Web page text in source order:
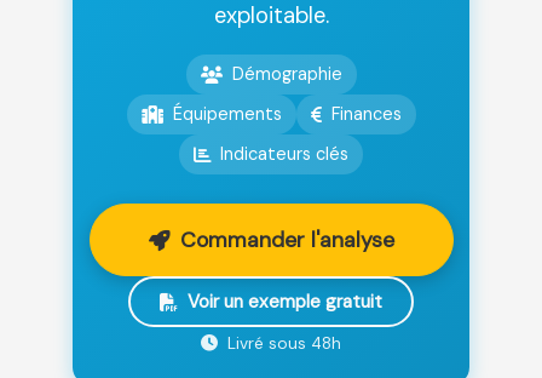
exploitable.
Démographie
Équipements
Finances
Indicateurs clés
Commander l'analyse
Voir un exemple gratuit
Livré sous 48h